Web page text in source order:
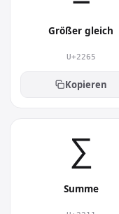
Größer gleich
U+2265
Kopieren
∑︎
Summe